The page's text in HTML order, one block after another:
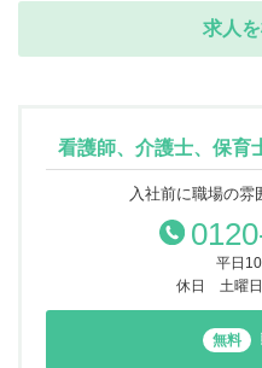
求人
看護師、介護士、保育
入社前に職場の雰
平日
休日 土曜日
無料